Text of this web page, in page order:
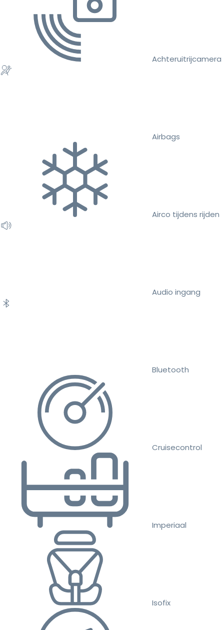
Achteruitrijcamera
Airbags
Airco tijdens rijden
Audio ingang
Bluetooth
Cruisecontrol
Imperiaal
Isofix